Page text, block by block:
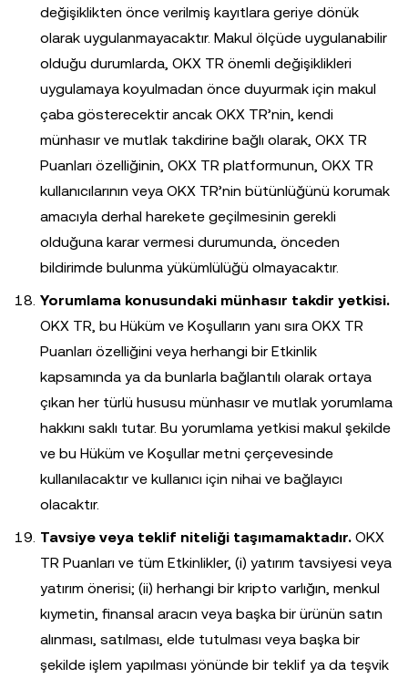
değişiklikten önce verilmiş kayıtlara geriye dönük
olarak uygulanmayacaktır. Makul ölçüde uygulanabilir
olduğu durumlarda, OKX TR önemli değişiklikleri
uygulamaya koyulmadan önce duyurmak için makul
çaba gösterecektir ancak OKX TR’nin, kendi
münhasır ve mutlak takdirine bağlı olarak, OKX TR
Puanları özelliğinin, OKX TR platformunun, OKX TR
kullanıcılarının veya OKX TR’nin bütünlüğünü korumak
amacıyla derhal harekete geçilmesinin gerekli
olduğuna karar vermesi durumunda, önceden
bildirimde bulunma yükümlülüğü olmayacaktır.
Yorumlama konusundaki münhasır takdir yetkisi.
OKX TR, bu Hüküm ve Koşulların yanı sıra OKX TR
Puanları özelliğini veya herhangi bir Etkinlik
kapsamında ya da bunlarla bağlantılı olarak ortaya
çıkan her türlü hususu münhasır ve mutlak yorumlama
hakkını saklı tutar. Bu yorumlama yetkisi makul şekilde
ve bu Hüküm ve Koşullar metni çerçevesinde
kullanılacaktır ve kullanıcı için nihai ve bağlayıcı
olacaktır.
Tavsiye veya teklif niteliği taşımamaktadır. OKX
TR Puanları ve tüm Etkinlikler, (i) yatırım tavsiyesi veya
yatırım önerisi; (ii) herhangi bir kripto varlığın, menkul
kıymetin, finansal aracın veya başka bir ürünün satın
alınması, satılması, elde tutulması veya başka bir
şekilde işlem yapılması yönünde bir teklif ya da teşvik